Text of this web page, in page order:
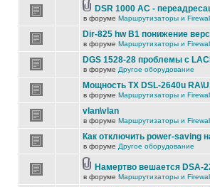
DSR 1000 AC -
в форуме Маршрутизаторы и
Dir-825 hw B1 понижение
в форуме Маршрутизаторы и
DGS 1528-28 проблемы с
в форуме Другое оборудование
Мощность TX DSL-2640u
в форуме Маршрутизаторы и
vlan\vlan
в форуме Маршрутизаторы и
Как отключить power-saving
в форуме Другое оборудование
Намертво вешается DSA-
в форуме Маршрутизаторы и